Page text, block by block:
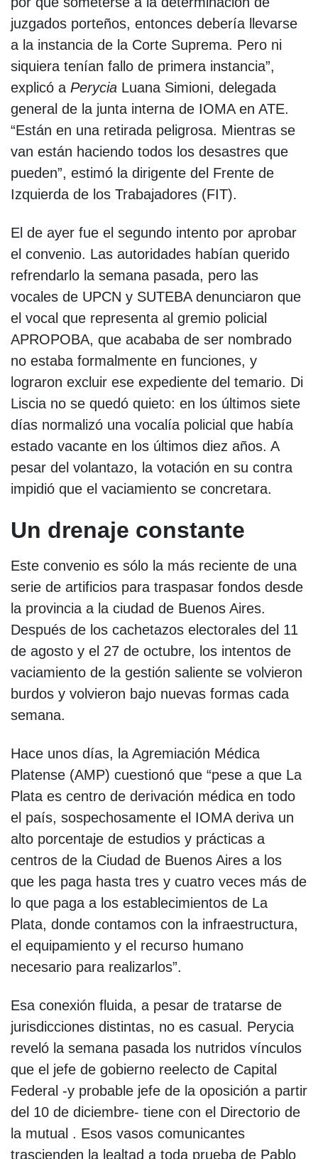
juzgados porteños, entonces debería llevarse
a la instancia de la Corte Suprema. Pero ni
siquiera tenían fallo de primera instancia”,
explicó a Perycia Luana Simioni, delegada
general de la junta interna de IOMA en ATE.
“Están en una retirada peligrosa. Mientras se
van están haciendo todos los desastres que
pueden”, estimó la dirigente del Frente de
Izquierda de los Trabajadores (FIT).
El de ayer fue el segundo intento por aprobar
el convenio. Las autoridades habían querido
refrendarlo la semana pasada, pero las
vocales de UPCN y SUTEBA denunciaron que
el vocal que representa al gremio policial
APROPOBA, que acababa de ser nombrado
no estaba formalmente en funciones, y
lograron excluir ese expediente del temario. Di
Liscia no se quedó quieto: en los últimos siete
días normalizó una vocalía policial que había
estado vacante en los últimos diez años. A
pesar del volantazo, la votación en su contra
impidió que el vaciamiento se concretara.
Un drenaje constante
Este convenio es sólo la más reciente de una
serie de artificios para traspasar fondos desde
la provincia a la ciudad de Buenos Aires.
Después de los cachetazos electorales del 11
de agosto y el 27 de octubre, los intentos de
vaciamiento de la gestión saliente se volvieron
burdos y volvieron bajo nuevas formas cada
semana.
Hace unos días, la Agremiación Médica
Platense (AMP) cuestionó que “pese a que La
Plata es centro de derivación médica en todo
el país, sospechosamente el IOMA deriva un
alto porcentaje de estudios y prácticas a
centros de la Ciudad de Buenos Aires a los
que les paga hasta tres y cuatro veces más de
lo que paga a los establecimientos de La
Plata, donde contamos con la infraestructura,
el equipamiento y el recurso humano
necesario para realizarlos”.
Esa conexión fluida, a pesar de tratarse de
jurisdicciones distintas, no es casual. Perycia
reveló la semana pasada los nutridos vínculos
que el jefe de gobierno reelecto de Capital
Federal -y probable jefe de la oposición a partir
del 10 de diciembre- tiene con el Directorio de
la mutual . Esos vasos comunicantes
trascienden la lealtad a toda prueba de Pablo